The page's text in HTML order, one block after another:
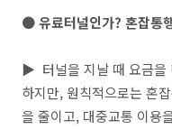
● 유료터널인가? 혼잡통
▶ 터널을 지날 때 요금을
하지만, 원칙적으로는 혼
을 줄이고, 대중교통 이용